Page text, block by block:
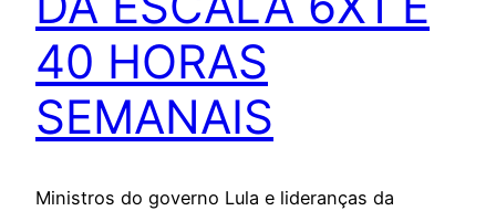
40 HORAS
SEMANAIS
Ministros do governo Lula e lideranças da